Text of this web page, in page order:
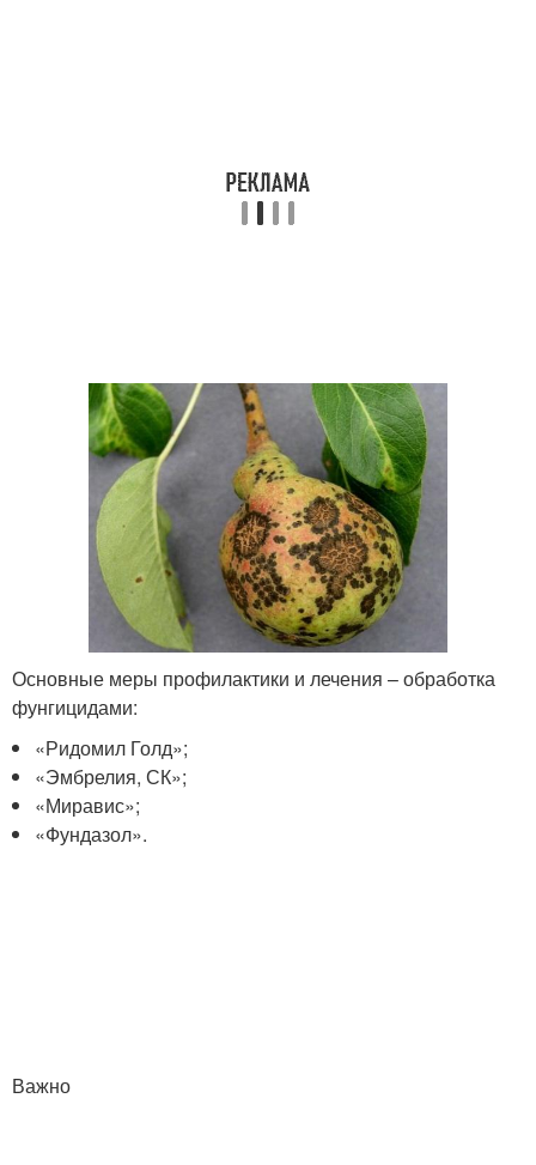
Основные меры профилактики и лечения – обработка
фунгицидами:
«Ридомил Голд»;
«Эмбрелия, СК»;
«Миравис»;
«Фундазол».
Важно